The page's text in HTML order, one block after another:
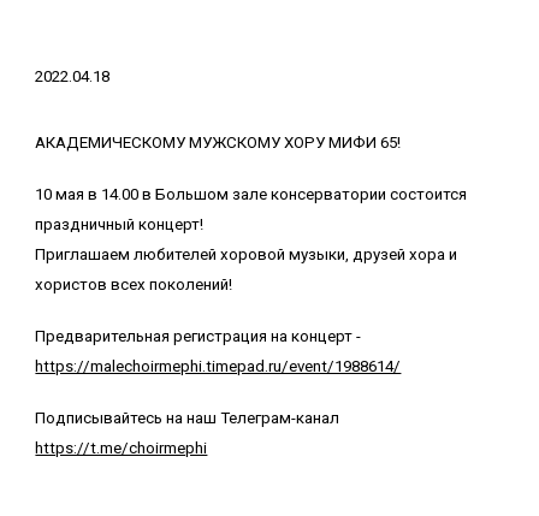
2022.04.18
АКАДЕМИЧЕСКОМУ МУЖСКОМУ ХОРУ МИФИ 65!
10 мая в 14.00 в Большом зале консерватории состоится
праздничный концерт!
Приглашаем любителей хоровой музыки, друзей хора и
хористов всех поколений!
Предварительная регистрация на концерт -
https://malechoirmephi.timepad.ru/event/1988614/
Подписывайтесь на наш Телеграм-канал
https://t.me/choirmephi